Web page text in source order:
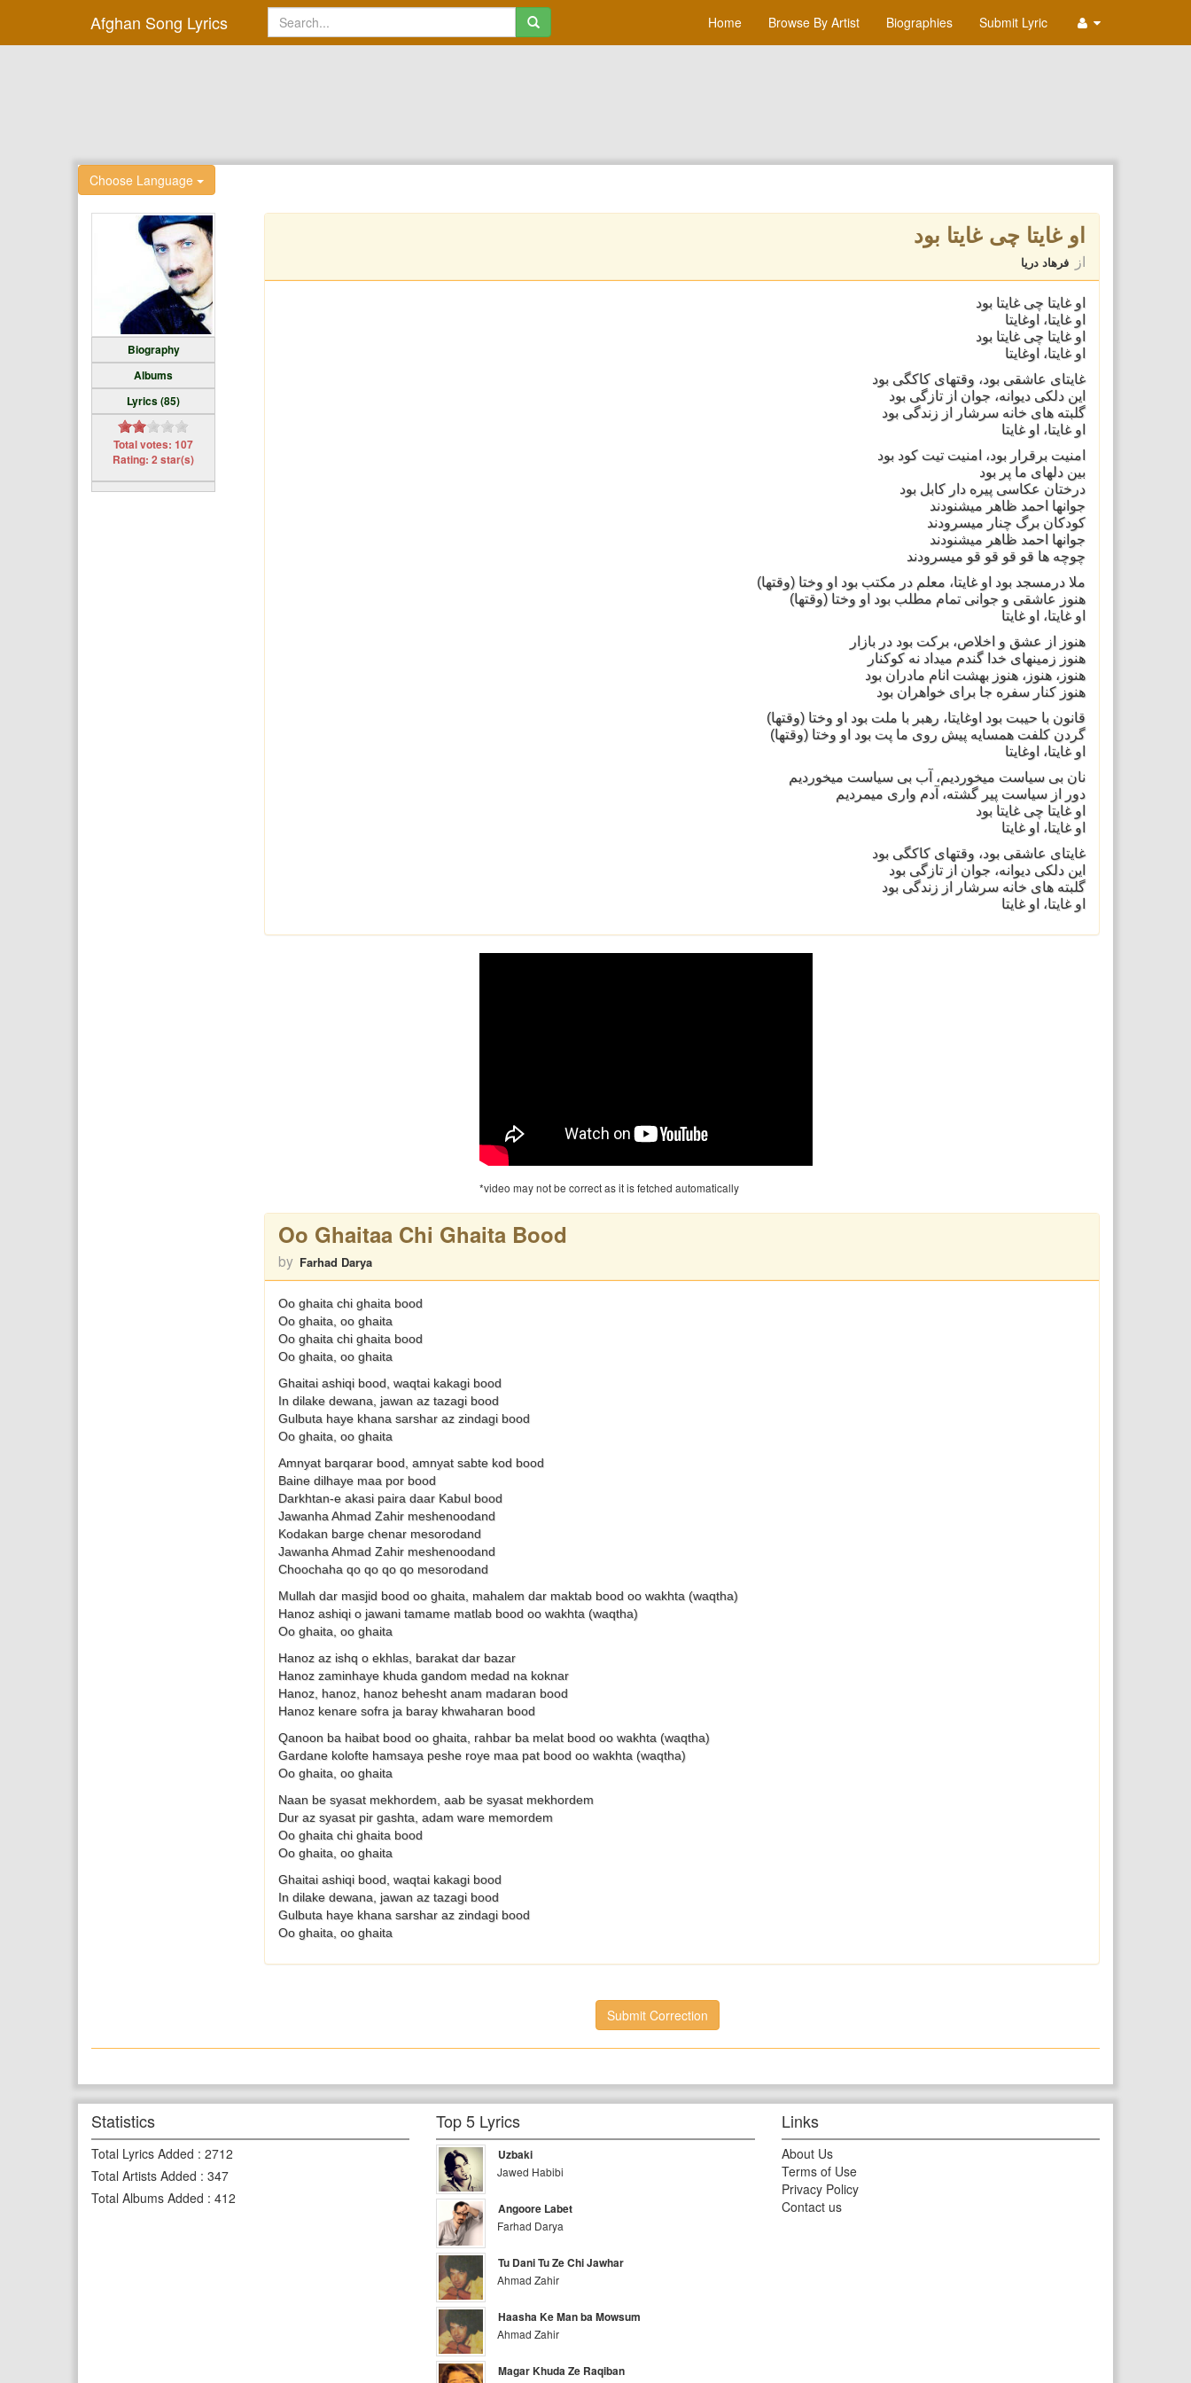
Afghan Song Lyrics Home Browse By Artist Biographies Submit Lyric
Choose Language
Biography
Albums
Lyrics (85)
Total votes: 107
Rating: 2 star(s)
او غایتا چی غایتا بود
از فرهاد دریا
او غایتا چی غایتا بود
او غایتا، اوغایتا
او غایتا چی غایتا بود
او غایتا، اوغایتا
غایتای عاشقی بود، وقتهای کاکگی بود
این دلکی دیوانه، جوان از تازگی بود
گلبته های خانه سرشار از زندگی بود
او غایتا، او غایتا
امنیت برقرار بود، امنیت تیت کود بود
بین دلهای ما پر بود
درختان عکاسی پیره دار کابل بود
جوانها احمد ظاهر میشنودند
کودکان برگ چنار میسرودند
جوانها احمد ظاهر میشنودند
چوچه ها قو قو قو قو میسرودند
ملا درمسجد بود او غایتا، معلم در مکتب بود او وختا (وقتها)
هنوز عاشقی و جوانی تمام مطلب بود او وختا (وقتها)
او غایتا، او غایتا
هنوز از عشق و اخلاص، برکت بود در بازار
هنوز زمینهای خدا گندم میداد نه کوکنار
هنوز، هنوز، هنوز بهشت انام مادران بود
هنوز کنار سفره جا برای خواهران بود
قانون با حیبت بود اوغایتا، رهبر با ملت بود او وختا (وقتها)
گردن کلفت همسایه پیش روی ما پت بود او وختا (وقتها)
او غایتا، اوغایتا
نان بی سیاست میخوردیم، آب بی سیاست میخوردیم
دور از سیاست پیر گشته، آدم واری میمردیم
او غایتا چی غایتا بود
او غایتا، او غایتا
غایتای عاشقی بود، وقتهای کاکگی بود
این دلکی دیوانه، جوان از تازگی بود
گلبته های خانه سرشار از زندگی بود
او غایتا، او غایتا
*video may not be correct as it is fetched automatically
Oo Ghaitaa Chi Ghaita Bood
by Farhad Darya
Oo ghaita chi ghaita bood
Oo ghaita, oo ghaita
Oo ghaita chi ghaita bood
Oo ghaita, oo ghaita
Ghaitai ashiqi bood, waqtai kakagi bood
In dilake dewana, jawan az tazagi bood
Gulbuta haye khana sarshar az zindagi bood
Oo ghaita, oo ghaita
Amnyat barqarar bood, amnyat sabte kod bood
Baine dilhaye maa por bood
Darkhtan-e akasi paira daar Kabul bood
Jawanha Ahmad Zahir meshenoodand
Kodakan barge chenar mesorodand
Jawanha Ahmad Zahir meshenoodand
Choochaha qo qo qo qo mesorodand
Mullah dar masjid bood oo ghaita, mahalem dar maktab bood oo wakhta (waqtha)
Hanoz ashiqi o jawani tamame matlab bood oo wakhta (waqtha)
Oo ghaita, oo ghaita
Hanoz az ishq o ekhlas, barakat dar bazar
Hanoz zaminhaye khuda gandom medad na koknar
Hanoz, hanoz, hanoz behesht anam madaran bood
Hanoz kenare sofra ja baray khwaharan bood
Qanoon ba haibat bood oo ghaita, rahbar ba melat bood oo wakhta (waqtha)
Gardane kolofte hamsaya peshe roye maa pat bood oo wakhta (waqtha)
Oo ghaita, oo ghaita
Naan be syasat mekhordem, aab be syasat mekhordem
Dur az syasat pir gashta, adam ware memordem
Oo ghaita chi ghaita bood
Oo ghaita, oo ghaita
Ghaitai ashiqi bood, waqtai kakagi bood
In dilake dewana, jawan az tazagi bood
Gulbuta haye khana sarshar az zindagi bood
Oo ghaita, oo ghaita
Submit Correction
Statistics
Total Lyrics Added : 2712
Total Artists Added : 347
Total Albums Added : 412
Top 5 Lyrics
Uzbaki
Jawed Habibi
Angoore Labet
Farhad Darya
Tu Dani Tu Ze Chi Jawhar
Ahmad Zahir
Haasha Ke Man ba Mowsum
Ahmad Zahir
Magar Khuda Ze Raqiban
Links
About Us
Terms of Use
Privacy Policy
Contact us